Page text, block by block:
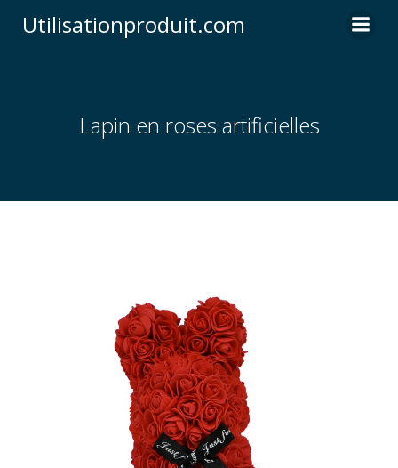
to
Utilisationproduit.com
Lapin en roses artificielles